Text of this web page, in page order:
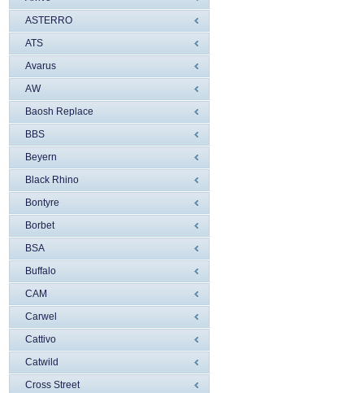
ASTERRO
ATS
Avarus
AW
Baosh Replace
BBS
Beyern
Black Rhino
Bontyre
Borbet
BSA
Buffalo
CAM
Carwel
Cattivo
Catwild
Cross Street